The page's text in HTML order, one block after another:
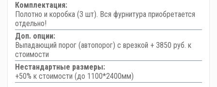
Комплектация:
Полотно и коробка (3 шт). Вся фурнитура приобретается
отдельно!
Доп. опции:
Выпадающий порог (автопорог) с врезкой + 3850 руб. к
стоимости
Нестандартные размеры:
+50% к стоимости (до 1100*2400мм)